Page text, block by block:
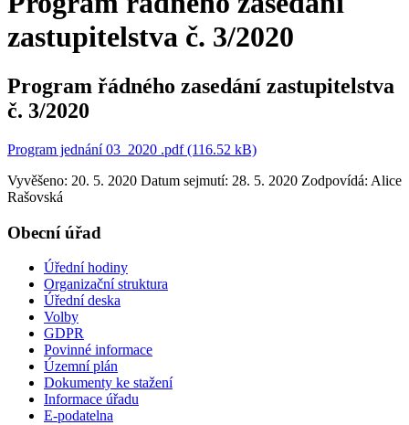
zastupitelstva č. 3/2020
Program řádného zasedání zastupitelstva
č. 3/2020
Program jednání 03_2020 .pdf (116.52 kB)
Vyvěšeno: 20. 5. 2020 Datum sejmutí: 28. 5. 2020 Zodpovídá: Alice
Rašovská
Obecní úřad
Úřední hodiny
Organizační struktura
Úřední deska
Volby
GDPR
Povinné informace
Územní plán
Dokumenty ke stažení
Informace úřadu
E-podatelna